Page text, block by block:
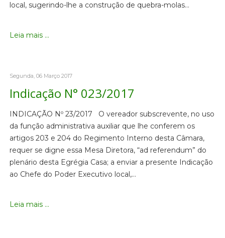
local, sugerindo-lhe a construção de quebra-molas…
Leia mais ...
Segunda, 06 Março 2017
Indicação N° 023/2017
INDICAÇÃO Nº 23/2017 O vereador subscrevente, no uso
da função administrativa auxiliar que lhe conferem os
artigos 203 e 204 do Regimento Interno desta Câmara,
requer se digne essa Mesa Diretora, “ad referendum” do
plenário desta Egrégia Casa; a enviar a presente Indicação
ao Chefe do Poder Executivo local,…
Leia mais ...